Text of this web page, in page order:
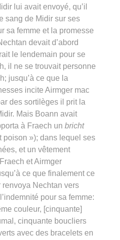
lui avait envoyé, qu’il
sang de Midir sur ses
sa femme et la promesse
devait d’abord
le lendemain pour se
il ne se trouvait personne
jusqu’à ce que la
incite Airmger mac
des sortilèges il prit la
Mais Boann avait
à Fraech un bricht
poison »); dans lequel ses
et un vêtement
et Airmger
ce que finalement ce
Nechtan vers
pour sa femme:
couleur, [cinquante]
cinquante boucliers
avec des bracelets en